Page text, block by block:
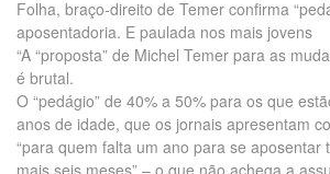
Folha, braço-direito de Temer confirma
aposentadoria. E paulada nos mais jovens
“A “proposta” de Michel Temer para as
é brutal.
O “pedágio” de 40% a 50% para os que
anos de idade, que os jornais apresentam
“para quem falta um ano para se aposentar
mais seis meses” – o que não achega a